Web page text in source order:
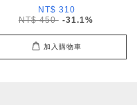
NT$ 310
NT$ 450 -31.1%
加入購物車